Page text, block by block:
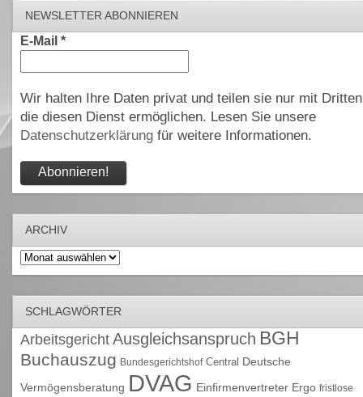
NEWSLETTER ABONNIEREN
E-Mail *
Wir halten Ihre Daten privat und teilen sie nur mit
die diesen Dienst ermöglichen. Lesen Sie unsere
Datenschutzerklärungfür weitere Informationen.
ARCHIV
Archiv
SCHLAGWÖRTER
Arbeitsgericht Ausgleichsanspruch BGH
Buchauszug Bundesgerichtshof Central Deutsche
Vermögensberatung DVAG Einfirmenvertreter Ergo fristlose